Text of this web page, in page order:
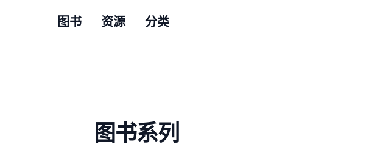
图书 资源 分类
图书系列